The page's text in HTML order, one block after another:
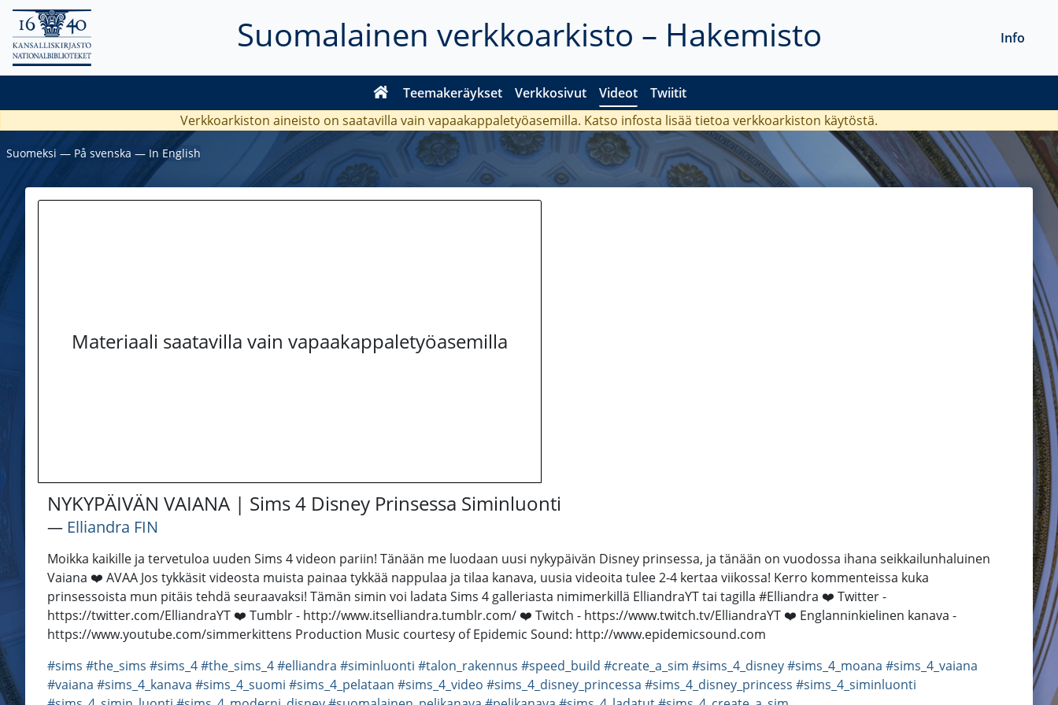
Suomalainen verkkoarkisto – Hakemisto
Teemakeräykset Verkkosivut Videot Twiitit
Info
Verkkoarkiston aineisto on saatavilla vain vapaakappaletyöasemilla. Katso infosta lisää tietoa verkkoarkiston käytöstä.
Suomeksi ― På svenska ― In English
Materiaali saatavilla vain vapaakappaletyöasemilla
NYKYPÄIVÄN VAIANA | Sims 4 Disney Prinsessa Siminluonti
― Elliandra FIN
Moikka kaikille ja tervetuloa uuden Sims 4 videon pariin! Tänään me luodaan uusi nykypäivän Disney prinsessa, ja tänään on vuodossa ihana seikkailunhaluinen
Vaiana ❤️ AVAA Jos tykkäsit videosta muista painaa tykkää nappulaa ja tilaa kanava, uusia videoita tulee 2-4 kertaa viikossa! Kerro kommenteissa kuka
prinsessoista mun pitäis tehdä seuraavaksi! Tämän simin voi ladata Sims 4 galleriasta nimimerkillä ElliandraYT tai tagilla #Elliandra ❤️ Twitter -
https://twitter.com/ElliandraYT ❤️ Tumblr - http://www.itselliandra.tumblr.com/ ❤️ Twitch - https://www.twitch.tv/ElliandraYT ❤️ Englanninkielinen kanava -
https://www.youtube.com/simmerkittens Production Music courtesy of Epidemic Sound: http://www.epidemicsound.com
#sims #the_sims #sims_4#the_sims_4#elliandra #siminluonti #talon_rakennus #speed_build #create_a_sim #sims_4_disney#sims_4_moana #sims_4_vaiana
#vaiana #sims_4_kanava #sims_4_suomi #sims_4_pelataan #sims_4_video #sims_4_disney_princessa #sims_4_disney_princess #sims_4_siminluonti